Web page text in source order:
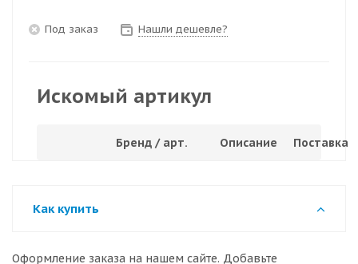
Под заказ Нашли дешевле?
Искомый артикул
Бренд / арт. Описание Поставка
Как купить
Оформление заказа на нашем сайте. Добавьте